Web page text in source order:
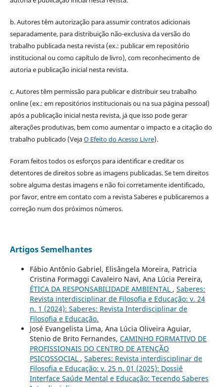
b. Autores têm autorização para assumir contratos adicionais
separadamente, para distribuição não-exclusiva da versão do
trabalho publicada nesta revista (ex.: publicar em repositório
institucional ou como capítulo de livro), com reconhecimento de
autoria e publicação inicial nesta revista.
c. Autores têm permissão para publicar e distribuir seu trabalho
online (ex.: em repositórios institucionais ou na sua página pessoal)
após a publicação inicial nesta revista, já que isso pode gerar
alterações produtivas, bem como aumentar o impacto e a citação do
trabalho publicado (VejaO Efeito do Acesso Livre).
Foram feitos todos os esforços para identificar e creditar os
detentores de direitos sobre as imagens publicadas. Se tem direitos
sobre alguma destas imagens e não foi corretamente identificado,
por favor, entre em contato com a revista Saberes e publicaremos a
correção num dos próximos números.
Artigos Semelhantes
Fábio Antônio Gabriel, Elisângela Moreira, Patricia
Cristina Formaggi Cavaleiro Navi, Ana Lúcia Pereira,
ÉTICA DA RESPONSABILIDADE AMBIENTAL , Saberes:
Revista interdisciplinar de Filosofia e Educação: v. 24
n. 1 (2024): Saberes: Revista Interdisciplinar de
Filosofia e Educação.
José Evangelista Lima, Ana Lúcia Oliveira Aguiar,
Stenio de Brito Fernandes, CAMINHO FORMATIVO DE
PROFISSIONAIS DO CENTRO DE ATENÇÃO
PSICOSSOCIAL , Saberes: Revista interdisciplinar de
Filosofia e Educação: v. 25 n. 01 (2025): Dossiê
Interface Saúde Mental e Educação: Tecendo Saberes